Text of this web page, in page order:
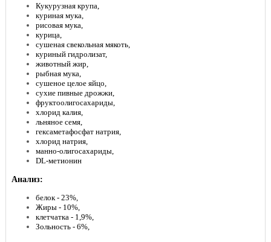
Кукурузная крупа,
куриная мука,
рисовая мука,
курица,
сушеная свекольная мякоть,
куриный гидролизат,
животный жир,
рыбная мука,
сушеное целое яйцо,
сухие пивные дрожжи,
фруктоолигосахариды,
хлорид калия,
льняное семя,
гексаметафосфат натрия,
хлорид натрия,
манно-олигосахариды,
DL-метионин
Анализ:
белок - 23%,
Жиры - 10%,
клетчатка - 1,9%,
Зольность - 6%,